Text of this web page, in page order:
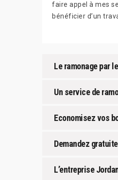
faire appel à mes
bénéficier d’un
Le ramonage par
Un service de
Economisez vos
Demandez
L’entreprise